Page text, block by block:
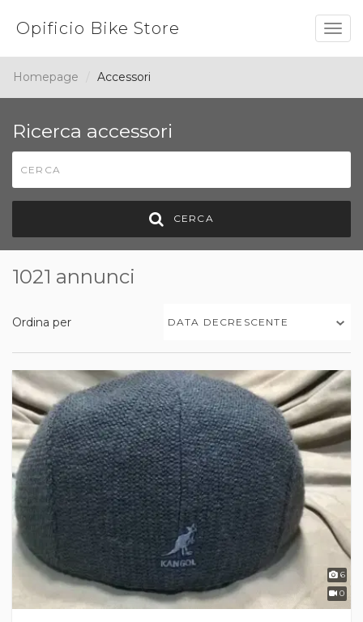
Opificio Bike Store
Homepage Accessori
Ricerca accessori
CERCA
1021 annunci
Ordina per DATA DECRESCENTE
6
0